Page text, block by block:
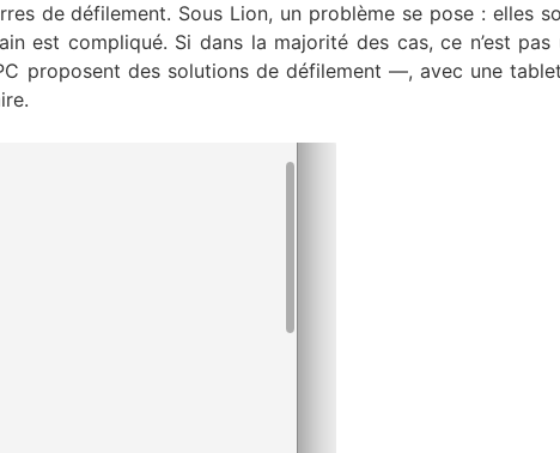
de défilement. Sous Lion, un problème se pose : elles
est compliqué. Si dans la majorité des cas, ce n’est pas
proposent des solutions de défilement —, avec une